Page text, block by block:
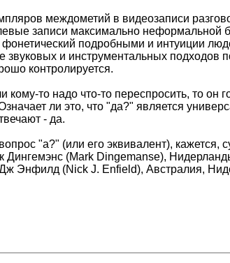
междометий в видеозаписи
записи максимально неформальной
подробными и интуиции
звуковых и инструментальных подходов
контролируется.
то надо что-то переспросить, то он
ли это, что "да?" является
- да.
"а?" (или его эквивалент),
Дингемэнс (Mark Dingemanse),
Энфилд (Nick J. Enfield), Австралия,